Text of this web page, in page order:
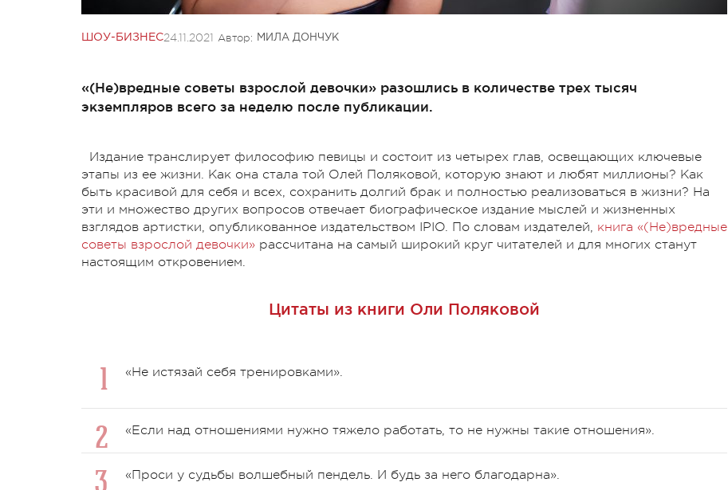
ШОУ-БИЗНЕС24.11.2021 Автор: МИЛА ДОНЧУК
«(Не)вредные советы взрослой девочки» разошлись в количестве трех тысяч
экземпляров всего за неделю после публикации.
Издание транслирует философию певицы и состоит из четырех глав, освещающих ключевые
этапы из ее жизни. Как она стала той Олей Поляковой, которую знают и любят миллионы? Как
быть красивой для себя и всех, сохранить долгий брак и полностью реализоваться в жизни? На
эти и множество других вопросов отвечает биографическое издание мыслей и жизненных
взглядов артистки, опубликованное издательством IPIO. По словам издателей, книга «(Не)вредные
советы взрослой девочки» рассчитана на самый широкий круг читателей и для многих станут
настоящим откровением.
Цитаты из книги Оли Поляковой
«Не истязай себя тренировками».
«Если над отношениями нужно тяжело работать, то не нужны такие отношения».
«Проси у судьбы волшебный пендель. И будь за него благодарна».